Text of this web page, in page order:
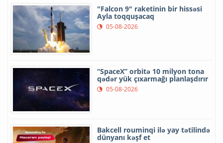
"Falcon 9" raketinin bir hissəsi
Ayla toqquşacaq
05-08-2026
“SpaceX” orbitə 10 milyon tona
qədər yük çıxarmağı planlaşdırır
05-08-2026
Bakcell rouminqi ilə yay tətilində
dünyanı kəşf et